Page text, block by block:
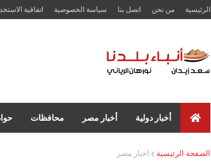
الرئيسية من نحن اتصل بنا سياسة الخصوصية اتفاقية
أخبار دولية أخبار مصر محافظات
الصفحة الرئيسية اخبار مصر